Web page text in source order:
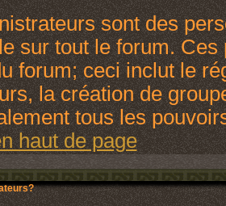
sont des
sur tout le forum.
forum; ceci inclut le
la création de
tous les
haut de page